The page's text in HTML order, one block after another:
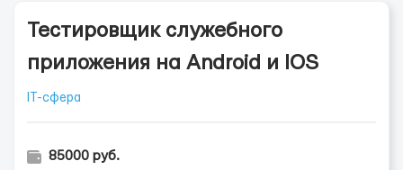
Тестировщик служебного
приложения на Android и IOS
IT-сфера
85000 руб.